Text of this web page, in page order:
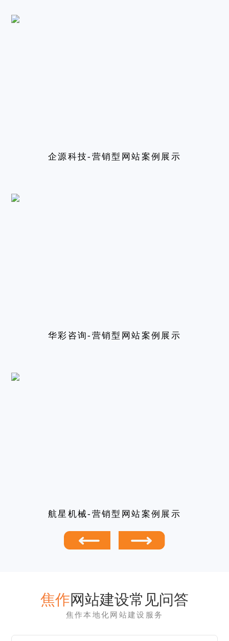
企源科技-营销型网站案例展示
华彩咨询-营销型网站案例展示
航星机械-营销型网站案例展示
焦作网站建设常见问答
焦作本地化网站建设服务